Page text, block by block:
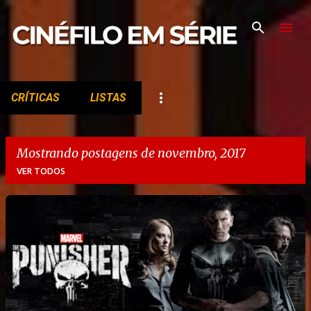
CRÍTICAS LISTAS
Mostrando postagens de novembro, 2017
VER TODOS
o
s
t
a